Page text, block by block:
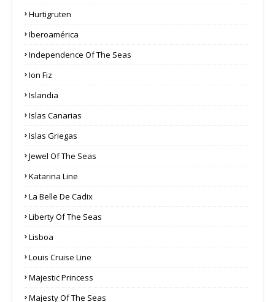
Hurtigruten
Iberoamérica
Independence Of The Seas
Ion Fiz
Islandia
Islas Canarias
Islas Griegas
Jewel Of The Seas
Katarina Line
La Belle De Cadix
Liberty Of The Seas
Lisboa
Louis Cruise Line
Majestic Princess
Majesty Of The Seas